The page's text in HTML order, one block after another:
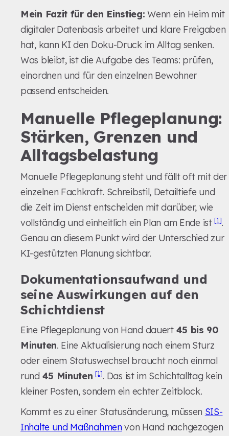
Mein Fazit für den Einstieg: Wenn ein Heim mit
digitaler Datenbasis arbeitet und klare Freigaben
hat, kann KI den Doku-Druck im Alltag senken.
Was bleibt, ist die Aufgabe des Teams: prüfen,
einordnen und für den einzelnen Bewohner
passend entscheiden.
Manuelle Pflegeplanung:
Stärken, Grenzen und
Alltagsbelastung
Manuelle Pflegeplanung steht und fällt oft mit der
einzelnen Fachkraft. Schreibstil, Detailtiefe und
die Zeit im Dienst entscheiden mit darüber, wie
vollständig und einheitlich ein Plan am Ende ist[1].
Genau an diesem Punkt wird der Unterschied zur
KI-gestützten Planung sichtbar.
Dokumentationsaufwand und
seine Auswirkungen auf den
Schichtdienst
Eine Pflegeplanung von Hand dauert 45 bis 90
Minuten. Eine Aktualisierung nach einem Sturz
oder einem Statuswechsel braucht noch einmal
rund 45 Minuten [1]. Das ist im Schichtalltag kein
kleiner Posten, sondern ein echter Zeitblock.
Kommt es zu einer Statusänderung, müssen SIS-
Inhalte und Maßnahmen von Hand nachgezogen